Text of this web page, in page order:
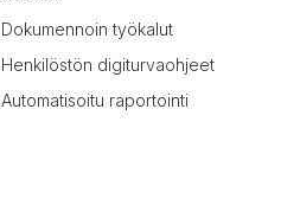
Dokumennoin työkalut
Henkilöstön digiturvaohjeet
Automatisoitu raportointi